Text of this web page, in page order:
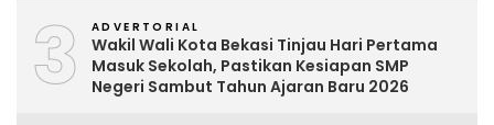
3 ADVERTORIAL
Wakil Wali Kota Bekasi Tinjau Hari Pertama
Masuk Sekolah, Pastikan Kesiapan SMP
Negeri Sambut Tahun Ajaran Baru 2026